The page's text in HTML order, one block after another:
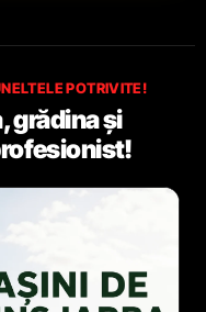
POTRIVITE!
grădina și